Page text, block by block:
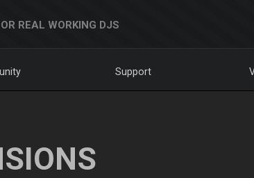
REAL WORKING DJS
Support